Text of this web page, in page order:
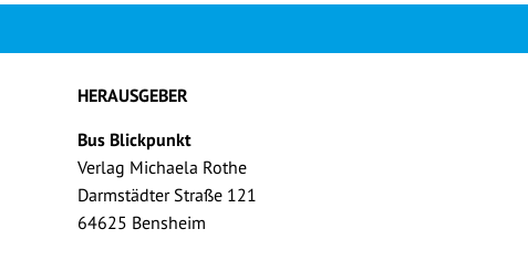
HERAUSGEBER
Bus Blickpunkt
Verlag Michaela Rothe
Darmstädter Straße 121
64625 Bensheim